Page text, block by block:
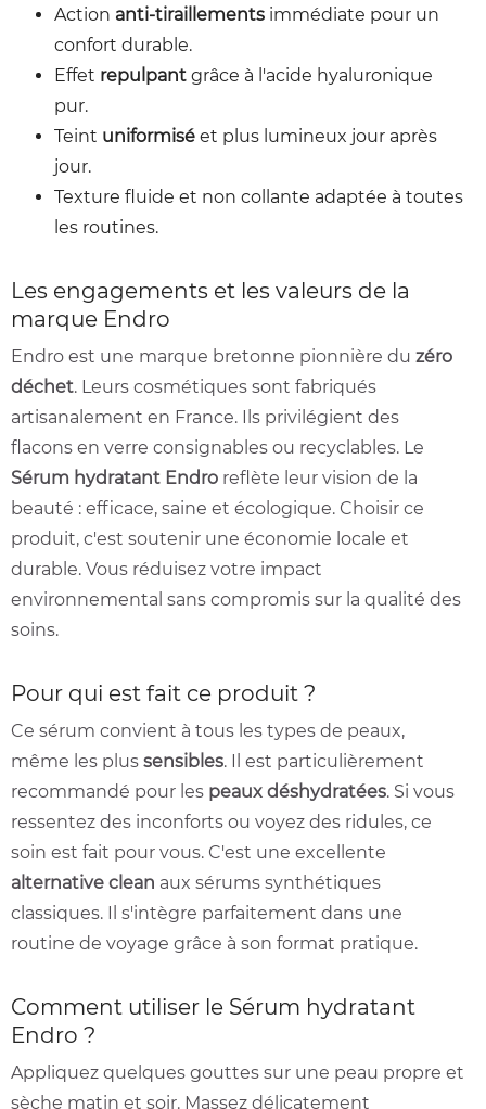
Action anti-tiraillements immédiate pour un
confort durable.
Effet repulpant grâce à l'acide hyaluronique
pur.
Teint uniformisé et plus lumineux jour après
jour.
Texture fluide et non collante adaptée à toutes
les routines.
Les engagements et les valeurs de la
marque Endro
Endro est une marque bretonne pionnière du zéro
déchet. Leurs cosmétiques sont fabriqués
artisanalement en France. Ils privilégient des
flacons en verre consignables ou recyclables. Le
Sérum hydratant Endro reflète leur vision de la
beauté : efficace, saine et écologique. Choisir ce
produit, c'est soutenir une économie locale et
durable. Vous réduisez votre impact
environnemental sans compromis sur la qualité des
soins.
Pour qui est fait ce produit ?
Ce sérum convient à tous les types de peaux,
même les plus sensibles. Il est particulièrement
recommandé pour les peaux déshydratées. Si vous
ressentez des inconforts ou voyez des ridules, ce
soin est fait pour vous. C'est une excellente
alternative clean aux sérums synthétiques
classiques. Il s'intègre parfaitement dans une
routine de voyage grâce à son format pratique.
Comment utiliser le Sérum hydratant
Endro ?
Appliquez quelques gouttes sur une peau propre et
sèche matin et soir. Massez délicatement